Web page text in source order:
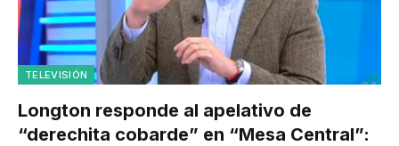
TELEVISIÓN
Longton responde al apelativo de
“derechita cobarde” en “Mesa Central”: